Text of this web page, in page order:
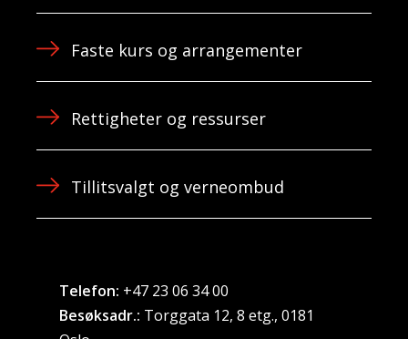
Faste kurs og arrangementer
Rettigheter og ressurser
Tillitsvalgt og verneombud
Telefon: +47 23 06 34 00
Besøksadr.: Torggata 12, 8 etg., 0181